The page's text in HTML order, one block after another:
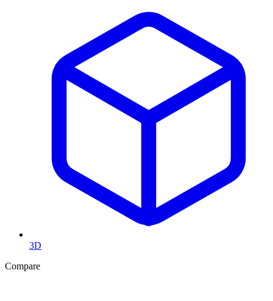
3D
Compare